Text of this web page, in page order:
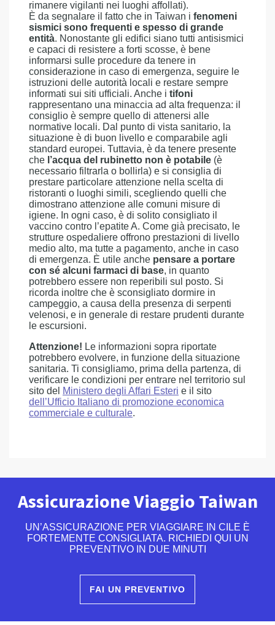
rimanere vigilanti nei luoghi affollati).
È da segnalare il fatto che in Taiwan i fenomeni
sismici sono frequenti e spesso di grande
entità. Nonostante gli edifici siano tutti antisismici
e capaci di resistere a forti scosse, è bene
informarsi sulle procedure da tenere in
considerazione in caso di emergenza, seguire le
istruzioni delle autorità locali e restare sempre
informati sui siti ufficiali. Anche i tifoni
rappresentano una minaccia ad alta frequenza: il
consiglio è sempre quello di attenersi alle
normative locali. Dal punto di vista sanitario, la
situazione è di buon livello e comparabile agli
standard europei. Tuttavia, è da tenere presente
che l’acqua del rubinetto non è potabile (è
necessario filtrarla o bollirla) e si consiglia di
prestare particolare attenzione nella scelta di
ristoranti o luoghi simili, scegliendo quelli che
dimostrano attenzione alle comuni misure di
igiene. In ogni caso, è di solito consigliato il
vaccino contro l’epatite A. Come già precisato, le
strutture ospedaliere offrono prestazioni di livello
medio alto, ma tutte a pagamento, anche in caso
di emergenza. È utile anche pensare a portare
con sé alcuni farmaci di base, in quanto
potrebbero essere non reperibili sul posto. Si
ricorda inoltre che è sconsigliato dormire in
campeggio, a causa della presenza di serpenti
velenosi, e in generale di restare prudenti durante
le escursioni.
Attenzione! Le informazioni sopra riportate
potrebbero evolvere, in funzione della situazione
sanitaria. Ti consigliamo, prima della partenza, di
verificare le condizioni per entrare nel territorio sul
sito del Ministero degli Affari Esteri e il sito
dell’Ufficio Italiano di promozione economica
commerciale e culturale.
Assicurazione Viaggio Taiwan
UN’ASSICURAZIONE PER VIAGGIARE IN CILE È
FORTEMENTE CONSIGLIATA. RICHIEDI QUI UN
PREVENTIVO IN DUE MINUTI
FAI UN PREVENTIVO